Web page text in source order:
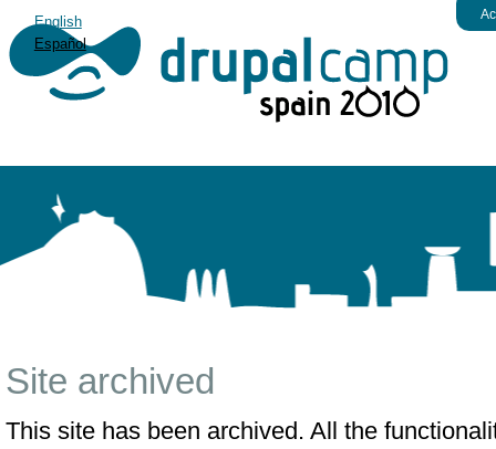
Site archived
This site has been archived. All the
English
Español